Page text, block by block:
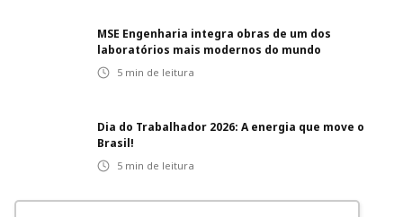
MSE Engenharia integra obras de um dos
laboratórios mais modernos do mundo
5 min de leitura
Dia do Trabalhador 2026: A energia que move o
Brasil!
5 min de leitura